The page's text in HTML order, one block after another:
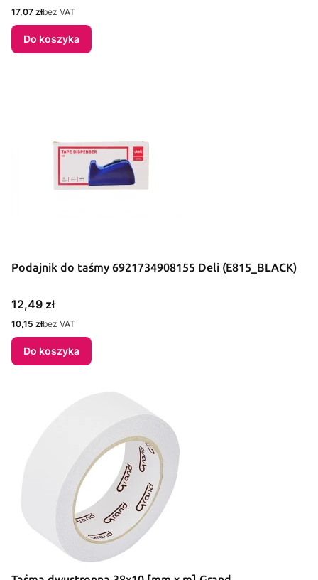
Cena
17,07 złbez VAT
Do koszyka
Podajnik do taśmy 6921734908155 Deli (E815_BLACK)
Cena
12,49 zł
Cena
10,15 złbez VAT
Do koszyka